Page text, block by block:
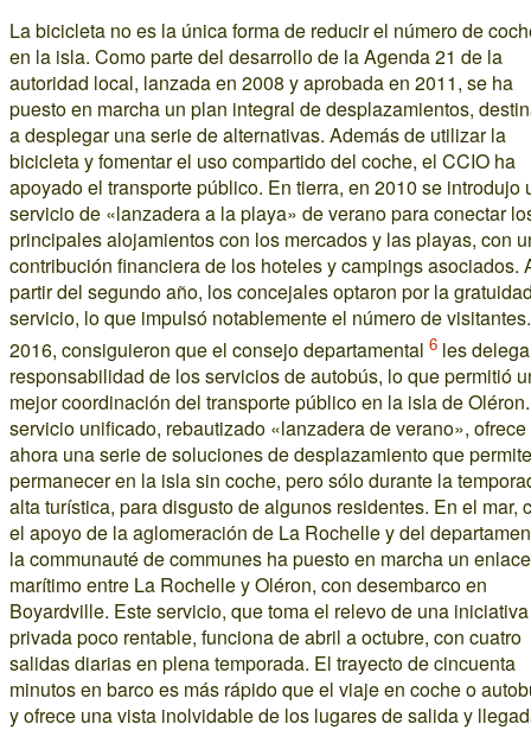
La bicicleta no es la única forma de reducir el número de
en la isla. Como parte del desarrollo de la Agenda 21 de la
autoridad local, lanzada en 2008 y aprobada en 2011, se ha
puesto en marcha un plan integral de desplazamientos,
a desplegar una serie de alternativas. Además de utilizar la
bicicleta y fomentar el uso compartido del coche, el CCIO ha
apoyado el transporte público. En tierra, en 2010 se introdujo
servicio de «lanzadera a la playa» de verano para conectar
principales alojamientos con los mercados y las playas, con
contribución financiera de los hoteles y campings asociados.
partir del segundo año, los concejales optaron por la
servicio, lo que impulsó notablemente el número de
2016, consiguieron que el consejo departamental 6 les
responsabilidad de los servicios de autobús, lo que permitió
mejor coordinación del transporte público en la isla de
servicio unificado, rebautizado «lanzadera de verano», ofrece
ahora una serie de soluciones de desplazamiento que
permanecer en la isla sin coche, pero sólo durante la
alta turística, para disgusto de algunos residentes. En el mar,
el apoyo de la aglomeración de La Rochelle y del
la communauté de communes ha puesto en marcha un enlace
marítimo entre La Rochelle y Oléron, con desembarco en
Boyardville. Este servicio, que toma el relevo de una iniciativa
privada poco rentable, funciona de abril a octubre, con cuatro
salidas diarias en plena temporada. El trayecto de cincuenta
minutos en barco es más rápido que el viaje en coche o
y ofrece una vista inolvidable de los lugares de salida y